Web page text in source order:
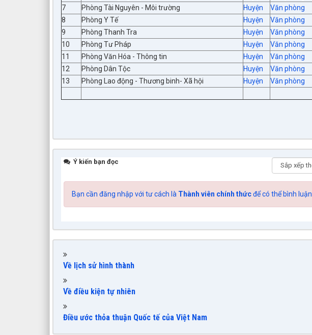
7
Phòng Tài Nguyên - Môi trường Huyện Văn phòng
8
Phòng Y Tế Huyện Văn phòng
9
Phòng Thanh Tra Huyện Văn phòng
10
Phòng Tư Pháp Huyện Văn phòng
11
Phòng Văn Hóa - Thông tin Huyện Văn phòng
12
Phòng Dân Tộc Huyện Văn phòng
13
Phòng Lao động - Thương binh- Xã hội Huyện Văn phòng
Ý kiến bạn đọc
Bạn cần đăng nhập với tư cách là Thành viên chính thứcđể có thể bình luận
Về lịch sử hình thành
Về điều kiện tự nhiên
Điều ước thỏa thuận Quốc tế của Việt Nam